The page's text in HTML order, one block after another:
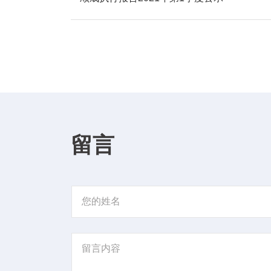
留言
您的姓名
留言内容